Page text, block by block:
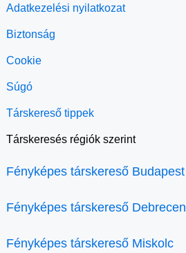
Adatkezelési nyilatkozat
Biztonság
Cookie
Súgó
Társkereső tippek
Társkeresés régiók szerint
Fényképes társkereső Budapest
Fényképes társkereső Debrecen
Fényképes társkereső Miskolc